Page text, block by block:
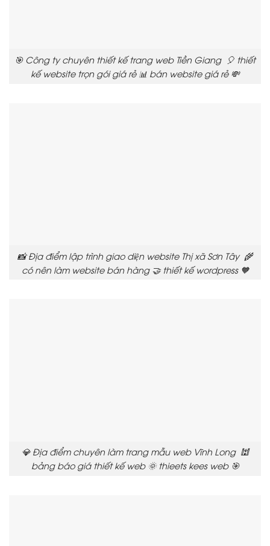
🎯 Công ty chuyên thiết kế trang web Tiền Giang 🎈 thiết
kế website trọn gói giá rẻ 📊 bán website giá rẻ 💸
📸 Địa điểm lập trình giao diện website Thị xã Sơn Tây 🌾
có nên làm website bán hàng 🤝 thiết kế wordpress 🧡
💎 Địa điểm chuyên làm trang mẫu web Vĩnh Long 🕍
bảng báo giá thiết kế web 🌞 thieets kees web 🎯